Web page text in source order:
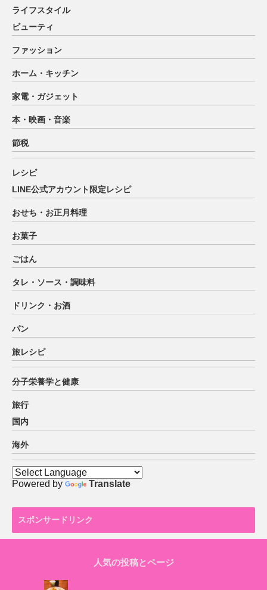
ライフスタイル
ビューティ
ファッション
ホーム・キッチン
家電・ガジェット
本・映画・音楽
節税
レシピ
LINE公式アカウント限定レシピ
おせち・お正月料理
お菓子
ごはん
タレ・ソース・調味料
ドリンク・お酒
パン
旅レシピ
分子栄養学と健康
旅行
国内
海外
Powered by Translate
スポンサードリンク
人気の投稿とページ